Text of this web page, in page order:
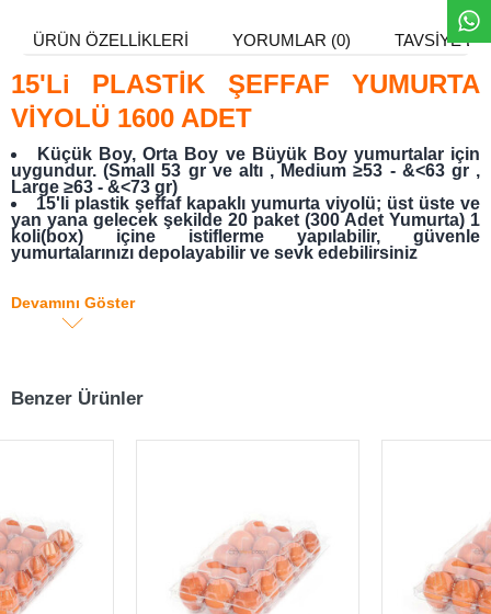
ÜRÜN ÖZELLIKLERI YORUMLAR (0) TAVSIYE ET
15'Li PLASTİK ŞEFFAF YUMURTA
VİYOLÜ 1600 ADET
Küçük Boy, Orta Boy ve Büyük Boy yumurtalar için
uygundur. (Small 53 gr ve altı , Medium ≥53 - &<63 gr ,
Large ≥63 - &<73 gr)
15'li plastik şeffaf kapaklı yumurta viyolü; üst üste ve
yan yana gelecek şekilde 20 paket (300 Adet Yumurta) 1
koli(box) içine istiflerme yapılabilir, güvenle
yumurtalarınızı depolayabilir ve sevk edebilirsiniz
Devamını Göster
Benzer Ürünler